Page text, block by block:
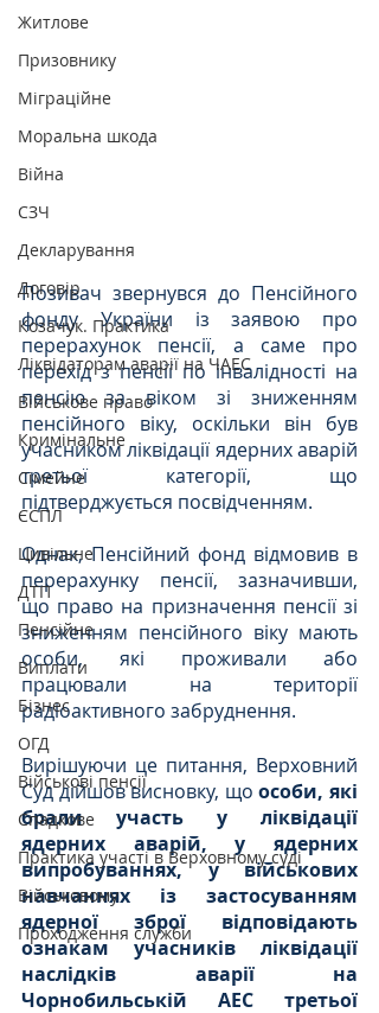
Житлове
Призовнику
Міграційне
Моральна шкода
Війна
СЗЧ
Декларування
Договір
Козачук. Практика
Ліквідаторам аварії на ЧАЕС
Військове право
Кримінальне
Сімейне
ЄСПЛ
Цивільне
ДТП
Пенсійне
Виплати
Бізнес
ОГД
Військові пенсії
Спадкове
Практика участі в Верховному суді
Військовому
Проходження служби
Позивач звернувся до Пенсійного
фонду України із заявою про
перерахунок пенсії, а саме про
перехід з пенсії по інвалідності на
пенсію за віком зі зниженням
пенсійного віку, оскільки він був
учасником ліквідації ядерних аварій
третьої категорії, що
підтверджується посвідченням.
Однак, Пенсійний фонд відмовив в
перерахунку пенсії, зазначивши,
що право на призначення пенсії зі
зниженням пенсійного віку мають
особи, які проживали або
працювали на території
радіоактивного забруднення.
Вирішуючи це питання, Верховний
Суд дійшов висновку, що особи, які
брали участь у ліквідації
ядерних аварій, у ядерних
випробуваннях, у військових
навчаннях із застосуванням
ядерної зброї відповідають
ознакам учасників ліквідації
наслідків аварії на
Чорнобильській АЕС третьої